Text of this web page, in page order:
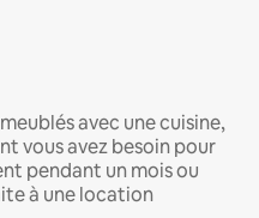
avec une cuisine,
vous avez besoin pour
pendant un mois ou
à une location